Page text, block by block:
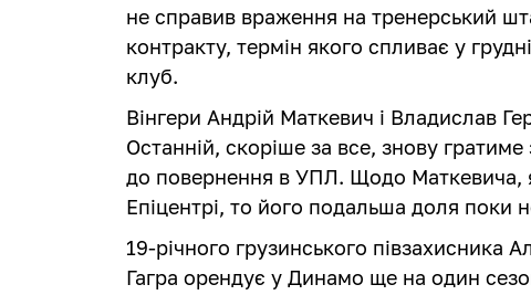
не справив враження на тренерський
контракту, термін якого спливає у
клуб.
Вінгери Андрій Маткевич і Владислав
Останній, скоріше за все, знову
до повернення в УПЛ. Щодо Маткевича,
Епіцентрі, то його подальша доля поки
19-річного грузинського півзахисника
Гагра орендує у Динамо ще на один